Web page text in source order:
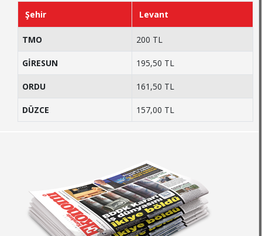
Şehir
Levant
TMO 200 TL
GİRESUN 195,50 TL
ORDU 161,50 TL
DÜZCE 157,00 TL